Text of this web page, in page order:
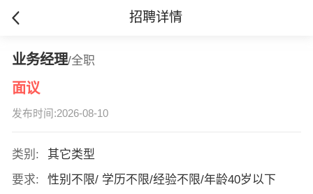
招聘详情
业务经理/全职
面议
发布时间:2026-08-10
类别:
其它类型
要求:
性别不限/ 学历不限/经验不限/年龄40岁以下